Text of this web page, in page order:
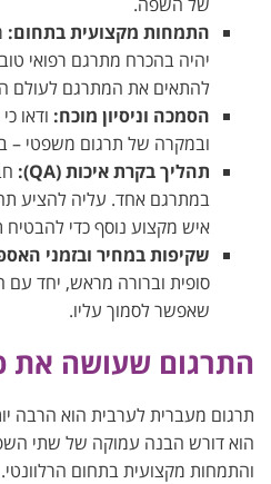
התמחות מקצועית בתחום:
יהיה בהכרח מתרגם רפואי
להתאים את המתרגם לעולם
הסמכה וניסיון מוכח: ודאו
ובמקרה של תרגום משפטי –
תהליך בקרת איכות (QA):
במתרגם אחד. עליה להציע
איש מקצוע נוסף כדי להבטיח
שקיפות במחיר ובזמני
סופית וברורה מראש, יחד עם
שאפשר לסמוך עליו.
התרגום שעושה את
תרגום מעברית לערבית הוא הרבה
הוא דורש הבנה עמוקה של שתי
והתמחות מקצועית בתחום